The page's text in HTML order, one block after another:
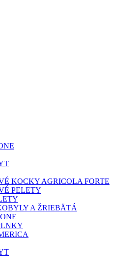
KOCKY AGRICOLA FORTE
PELETY
A ŽRIEBÄTÁ